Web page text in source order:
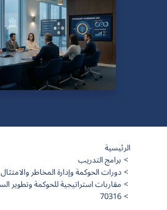
الرئيسية
برامج التدريب
دورات الحوكمة وإدارة المخاطر والامتثال
مقاربات استراتيجية للحوكمة وتطوير
70316